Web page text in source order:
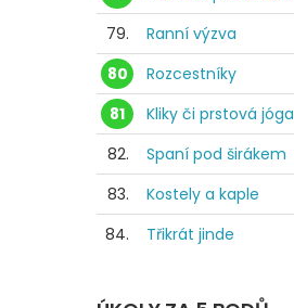
79.
Ranní výzva
80
Rozcestníky
81
Kliky či prstová jóga
82.
Spaní pod širákem
83.
Kostely a kaple
84.
Třikrát jinde